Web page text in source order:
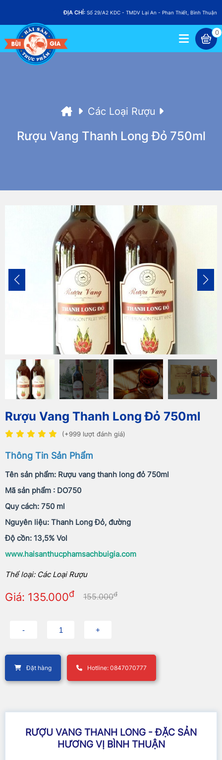
ĐỊA CHỈ: Số 29/A2 KDC - TMDV Lại An - Phan Thiết, Bình Thuận
0
Các Loại Rượu
Rượu Vang Thanh Long Đỏ 750ml
Rượu Vang Thanh Long Đỏ 750ml
(+999 lượt đánh giá)
Thông Tin Sản Phẩm
Tên sản phẩm: Rượu vang thanh long đỏ 750ml
Mã sản phẩm : DO750
Quy cách: 750 ml
Nguyên liệu: Thanh Long Đỏ, đường
Độ cồn: 13,5% Vol
www.haisanthucphamsachbuigia.com
Thể loại: Các Loại Rượu
Giá: 135.000đ 155.000đ
Đặt hàng Hotline: 0847070777
RƯỢU VANG THANH LONG - ĐẶC SẢN
HƯƠNG VỊ BÌNH THUẬN